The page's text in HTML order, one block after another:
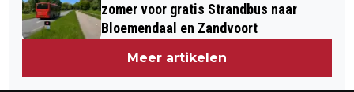
zomer voor gratis Strandbus naar
Bloemendaal en Zandvoort
Meer artikelen